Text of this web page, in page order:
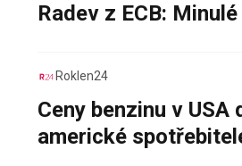
Radev z ECB:
Roklen24
Ceny benzinu v
americké